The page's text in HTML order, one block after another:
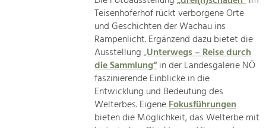
Teisenhoferhof rückt verborgene Orte
und Geschichten der Wachau ins
Rampenlicht. Ergänzend dazu bietet die
Ausstellung„Unterwegs – Reise durch
die Sammlung“in der Landesgalerie NÖ
faszinierende Einblicke in die
Entwicklung und Bedeutung des
Welterbes. EigeneFokusführungen
bieten die Möglichkeit, das Welterbe mit